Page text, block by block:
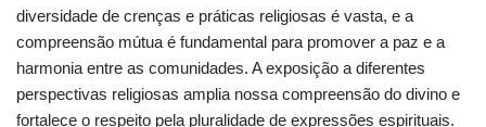
diversidade de crenças e práticas religiosas é vasta, e a
compreensão mútua é fundamental para promover a paz e a
harmonia entre as comunidades. A exposição a diferentes
perspectivas religiosas amplia nossa compreensão do divino e
fortalece o respeito pela pluralidade de expressões espirituais.